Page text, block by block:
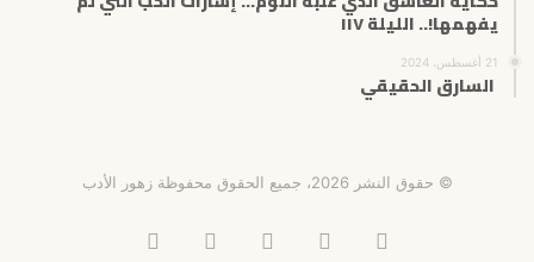
يفهمها!.. الليلة ١١٧
21 أغسطس، 2024
السارق الحقيقي
© حقوق النشر 2026، جميع الحقوق محفوظة زهور الأدب
فيسبوك انستقرامتيلقرام